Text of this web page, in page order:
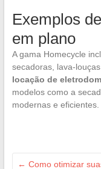
Exemplos
em plano
A gama Homecycle
secadoras, lava-
locação de
modelos como a
modernas e eficientes.
← Como otimizar